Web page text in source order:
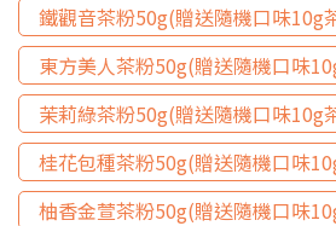
鐵觀音茶粉50g(贈送隨機口味10g
東方美人茶粉50g(贈送隨機口味
茉莉綠茶粉50g(贈送隨機口味10g
桂花包種茶粉50g(贈送隨機口味
柚香金萱茶粉50g(贈送隨機口味